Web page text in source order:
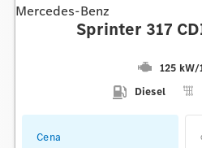
Mercedes-Benz
Sprinter 317
125 kW/
Diesel
Cena